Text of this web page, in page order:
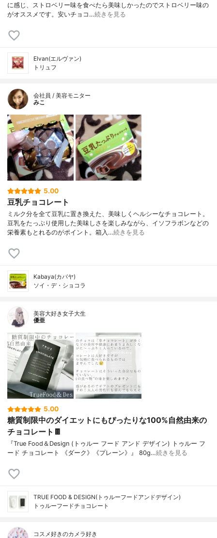
に感じ、ストロベリー味を食べたら美味しかったのでストロベリー味の
がオススメです。安いチョコ…続きを見る
Elvan(エルヴァン)
トリュフ
会社員 / 美容モニター
みこ
5.00
豆乳チョコレート
ミルク分を全て豆乳に置き換えた、美味しくヘルシーなチョコレート。
豆乳をたっぷり使用した美味しさを楽しみながら、イソフラボンなどの
栄養素もとれるのがポイント。箱入…続きを見る
Kabaya(カバヤ)
ソイ・デ・ショコラ
美容大好き女子大生
優亜
5.00
糖質制限中のダイエットにもぴったりな100%自然由来の
チョコレート🍫
『True Food＆Design (トゥルー フード アンド デザイン) トゥルー フ
ード チョコレート 《ダーク》《プレーン》』 80g…続きを見る
TRUE FOOD & DESIGN(トゥルーフードアンドデザイン)
トゥルーフードチョコレート
コスメ好きのカメラ好き